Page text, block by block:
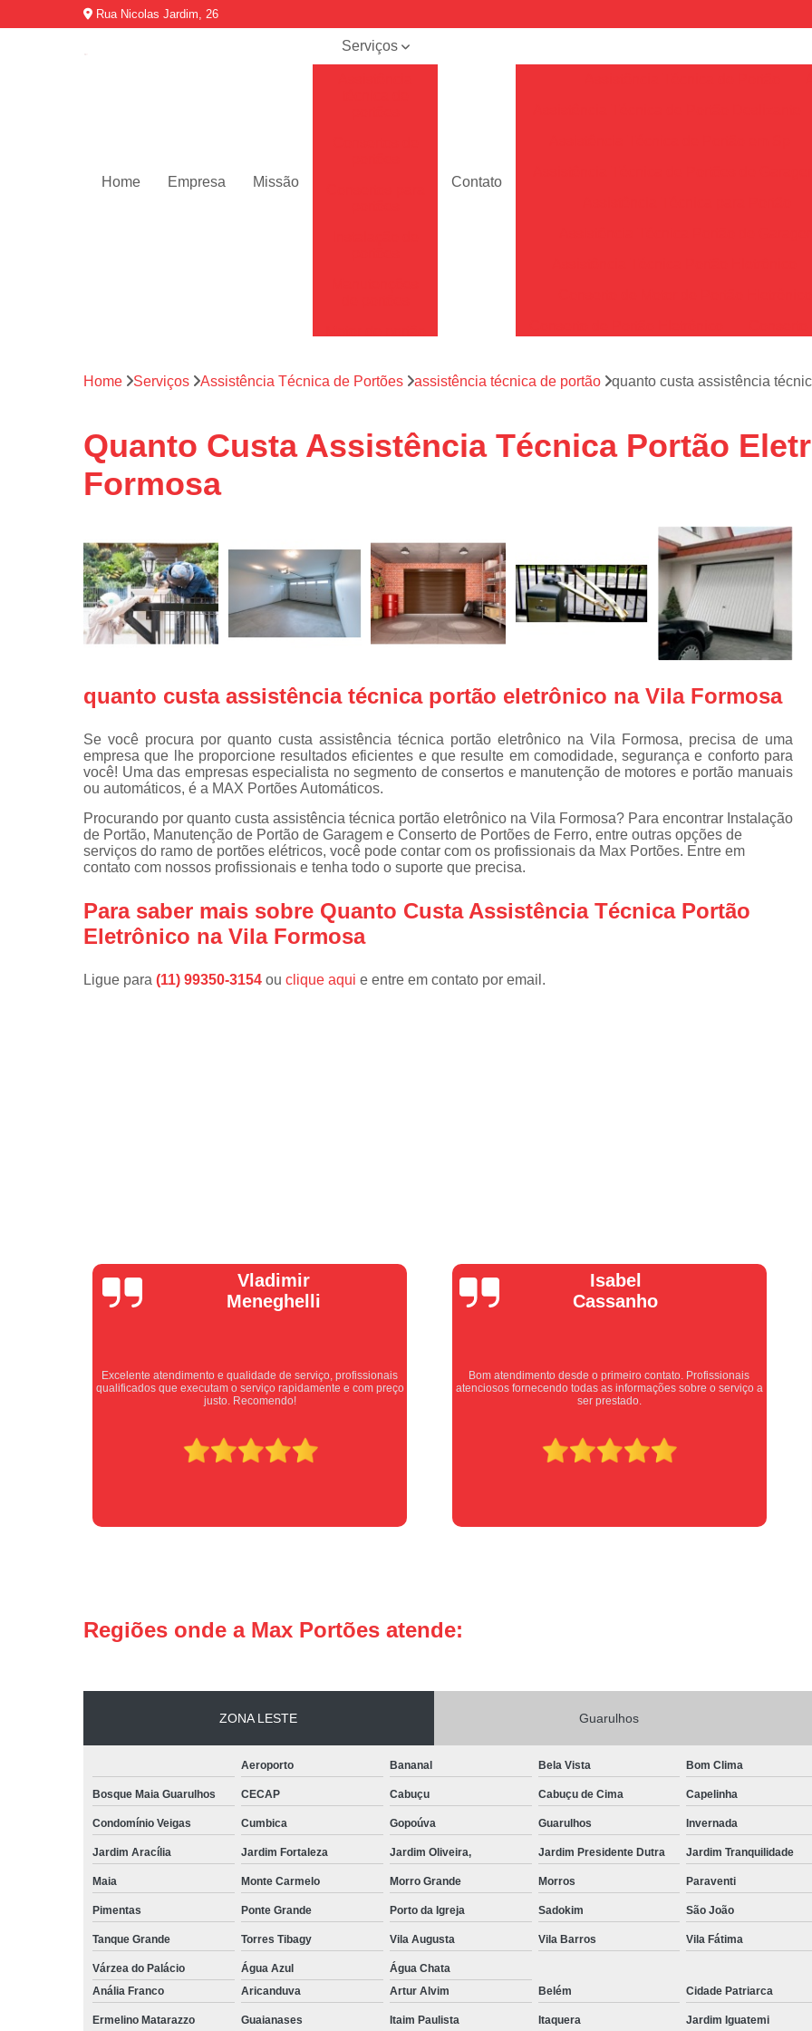
Rua Nicolas Jardim, 26
Home Empresa Missão
Serviços
automática
Portas de aço
automática
eletromagnética
de portão
Contato
Conserto de Portões de Madeira
Empresa de Conserto de
Conserto de Portão Eletrônico em
Conserto de Portão em Sp
Conserto de Portão Residencial
Conserto para Portões
Instalação de Portão
Instalação de Portão Automático
Instalação de
Instalação de Portão Eletrônico em São
Instalar Portão Eletrônico
Instalar Portão Eletrônico Deslizante
Manutenção de Motores de
Motor de Portão Basculante
Motor de
Motor de Portão de Levantar
Motor
Motor de Portão em Sp
Motor de
Motor de Portão Rápido
Motor de Aço Automático para Portão
Motor de Porta Aço
Motor para Porta de Enrolar
Porta de Aço Automática Transvision
Porta de Aço com Motor
Porta de Aço de Enrolar Elétrica
Porta de Aço para Garagem Automática
Portas de Aço Automática
Portas de Aço Automáticas
Portas de Aço de Enrolar
Reparo de Portão de Correr
Reparo de Portão Eletrônico
Home Serviços Assistência Técnica de Portões assistência técnica de portão quanto custa assistência
Quanto Custa Assistência Técnica Portão
Formosa
quanto custa assistência técnica portão eletrônico na Vila Formosa
Se você procura por quanto custa assistência técnica portão eletrônico na Vila Formosa, precisa de uma
empresa que lhe proporcione resultados eficientes e que resulte em comodidade, segurança e conforto para
você! Uma das empresas especialista no segmento de consertos e manutenção de motores e portão manuais
ou automáticos, é a MAX Portões Automáticos.
Procurando por quanto custa assistência técnica portão eletrônico na Vila Formosa? Para encontrar Instalação
de Portão, Manutenção de Portão de Garagem e Conserto de Portões de Ferro, entre outras opções de
serviços do ramo de portões elétricos, você pode contar com os profissionais da Max Portões. Entre em
contato com nossos profissionais e tenha todo o suporte que precisa.
Para saber mais sobre Quanto Custa Assistência Técnica Portão
Eletrônico na Vila Formosa
Ligue para (11) 99350-3154 ou clique aqui e entre em contato por email.
Isabel
Cassanho
Bom atendimento desde o primeiro contato. Profissionais
atenciosos fornecendo todas as informações sobre o serviço a
ser prestado.
Vera Maria
Equipe nota 10, trabalho rápido com excelência , super
organizados. Super indico.
Regiões onde a Max Portões atende:
ZONA LESTE Guarulhos
Aeroporto Bananal Bela Vista Bom Clima
Bosque Maia Guarulhos CECAP Cabuçu Cabuçu de Cima Capelinha
Condomínio Veigas Cumbica Gopoúva Guarulhos Invernada
Jardim Aracília Jardim Fortaleza Jardim Oliveira, Jardim Presidente Dutra Jardim Tranquilidade
Maia Monte Carmelo Morro Grande Morros Paraventi
Pimentas Ponte Grande Porto da Igreja Sadokim São João
Tanque Grande Torres Tibagy Vila Augusta Vila Barros Vila Fátima
Várzea do Palácio Água Azul
Água Chata
Anália Franco
Aricanduva Artur Alvim Belém Cidade Patriarca
Ermelino Matarazzo Guaianases Itaim Paulista Itaquera Jardim Iguatemi